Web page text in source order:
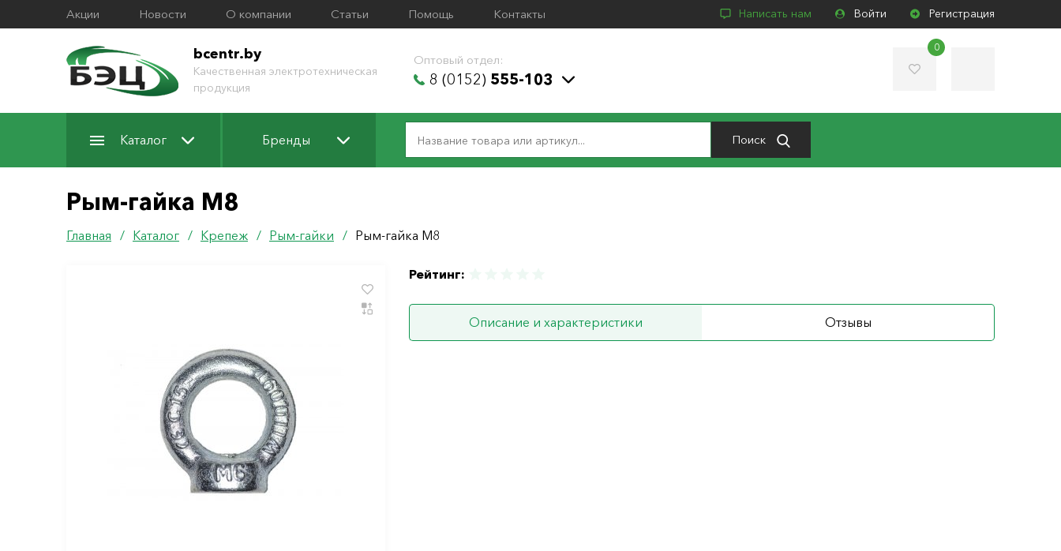
Акции Новости О компании Статьи Помощь Контакты Написать нам Войти Регистрация
bcentr.by
Качественная электротехническая
продукция
Оптовый отдел:
8 (0152) 555-103
0
Каталог Бренды Поиск
Рым-гайка М8
Главная / Каталог / Крепеж / Рым-гайки / Рым-гайка М8
Рейтинг:
Описание и характеристики Отзывы